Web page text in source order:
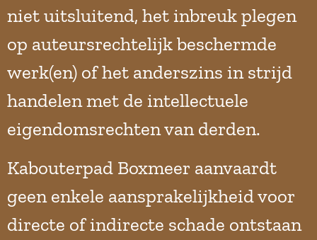
niet uitsluitend, het inbreuk plegen
op auteursrechtelijk beschermde
werk(en) of het anderszins in strijd
handelen met de intellectuele
eigendomsrechten van derden.
Kabouterpad Boxmeer aanvaardt
geen enkele aansprakelijkheid voor
directe of indirecte schade ontstaan